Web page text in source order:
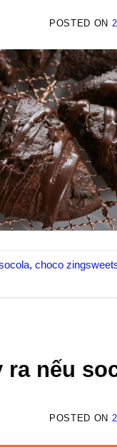
POSTED ON
, choco
ra nếu
POSTED ON